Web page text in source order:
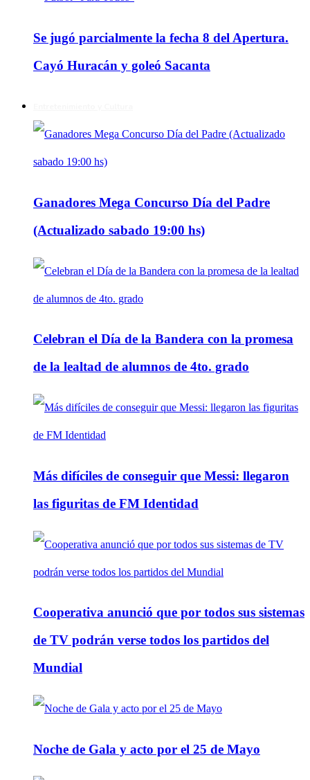
Se jugó parcialmente la fecha 8 del Apertura.
Cayó Huracán y goleó Sacanta
Ganadores Mega Concurso Día del Padre
(Actualizado sabado 19:00 hs)
Celebran el Día de la Bandera con la promesa
de la lealtad de alumnos de 4to. grado
Más difíciles de conseguir que Messi: llegaron
las figuritas de FM Identidad
Cooperativa anunció que por todos sus sistemas
de TV podrán verse todos los partidos del
Mundial
Noche de Gala y acto por el 25 de Mayo